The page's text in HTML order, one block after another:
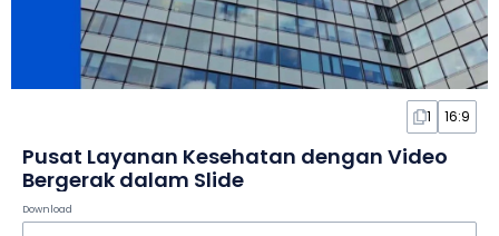
1 16:9
Pusat Layanan Kesehatan dengan Video
Bergerak dalam Slide
Download